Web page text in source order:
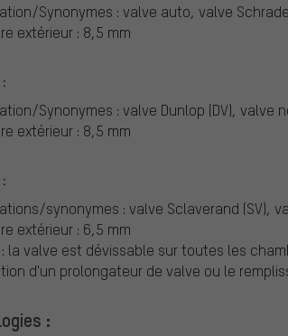
Synonymes : valve auto, valve
extérieur : 8,5 mm
Synonymes : valve Dunlop (DV), valve
extérieur : 8,5 mm
synonymes : valve Sclaverand (SV),
extérieur : 6,5 mm
la valve est dévissable sur toutes les
d'un prolongateur de valve ou le
: